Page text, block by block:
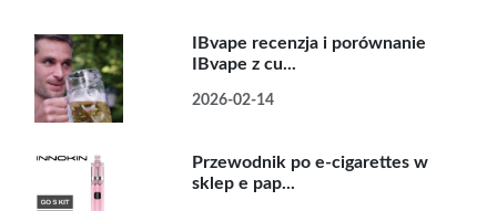
IBvape recenzja i porównanie
IBvape z cu...
2026-02-14
Przewodnik po e-cigarettes w
sklep e pap...